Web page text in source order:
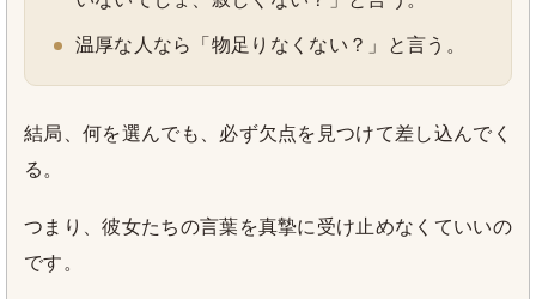
温厚な人なら「物足りなくない？」と言う。
結局、何を選んでも、必ず欠点を見つけて差し込んでく
る。
つまり、彼女たちの言葉を真摯に受け止めなくていいの
です。